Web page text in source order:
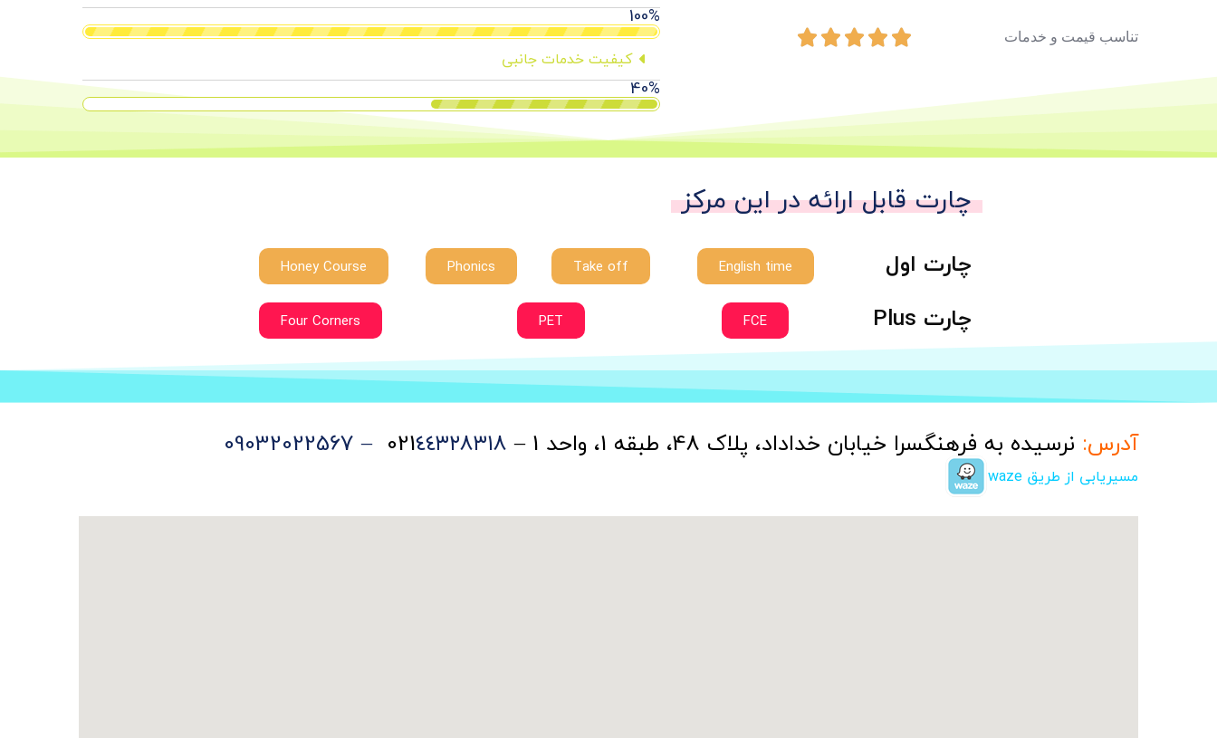
تناسب قیمت و خدمات 




100%
کیفیت خدمات جانبی
40%
چارت قابل ارائه در این مرکز
چارت اول English time
Take off
Phonics
Honey Course
چارت Plus FCE
PET
Four Corners
آدرس: نرسیده به فرهنگسرا خیابان خداداد، پلاک 48، طبقه 1، واحد 1 – 021 ٤٤٣٢٨٣١٨ – 09032022567
مسیریابی از طریق waze